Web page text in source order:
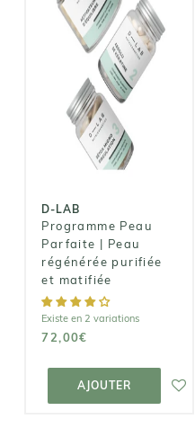
D-LAB
Programme Peau
Parfaite | Peau
régénérée purifiée
et matifiée
Existe en 2 variations
72,00€
AJOUTER
D-LAB
Programme
Peau Parfaite |
Peau
régénérée
purifiée et
AJOUTER AU
PANIER